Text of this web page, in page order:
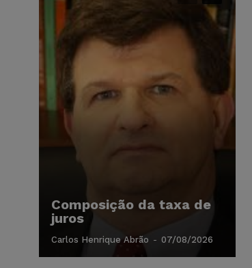
Composição da taxa de
juros
Carlos Henrique Abrão - 07/08/2026